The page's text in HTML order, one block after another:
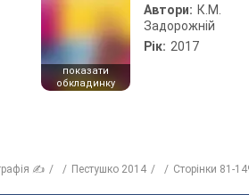
показати
обкладинку
Автори: К.М.
Задорожній
Рік: 2017
✍ Пестушко 2014 Сторінки 81-